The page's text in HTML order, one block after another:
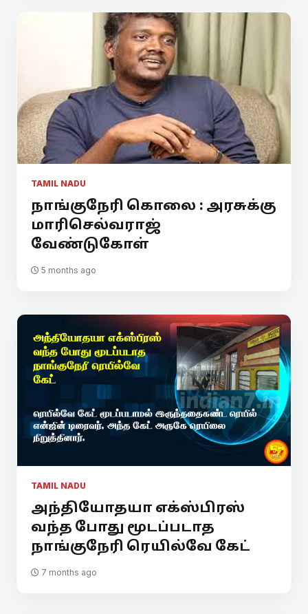
TAMIL NADU
நாங்குநேரி கொலை : அரசுக்கு
மாரிசெல்வராஜ்
வேண்டுகோள்
5 months ago
TAMIL NADU
அந்தியோதயா எக்ஸ்பிரஸ்
வந்த போது மூடப்படாத
நாங்குநேரி ரெயில்வே கேட்
7 months ago